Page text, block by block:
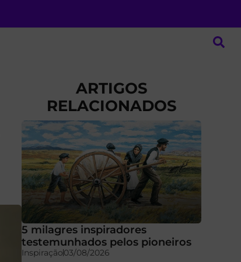
ARTIGOS
RELACIONADOS
5 milagres inspiradores
testemunhados pelos pioneiros
Inspiração03/08/2026